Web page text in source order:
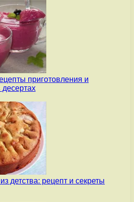
приготовления и
десертах
детства: рецепт и секреты